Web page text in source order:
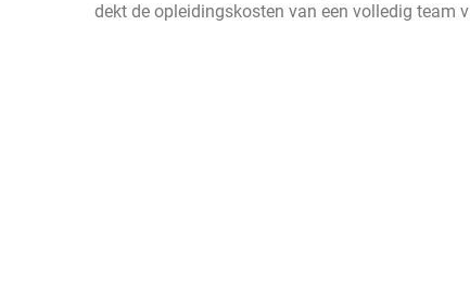
dekt de opleidingskosten van een volledig team